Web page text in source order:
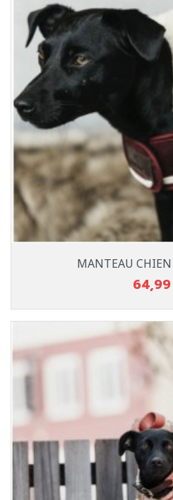
MANTEAU CHIEN
Prix